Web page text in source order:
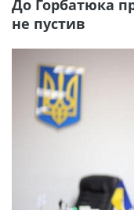
До Горбатюка
не пустив